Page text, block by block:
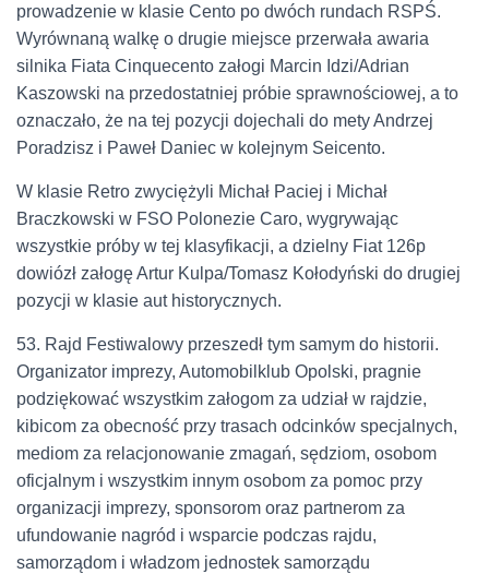
prowadzenie w klasie Cento po dwóch rundach RSPŚ.
Wyrównaną walkę o drugie miejsce przerwała awaria
silnika Fiata Cinquecento załogi Marcin Idzi/Adrian
Kaszowski na przedostatniej próbie sprawnościowej, a to
oznaczało, że na tej pozycji dojechali do mety Andrzej
Poradzisz i Paweł Daniec w kolejnym Seicento.
W klasie Retro zwyciężyli Michał Paciej i Michał
Braczkowski w FSO Polonezie Caro, wygrywając
wszystkie próby w tej klasyfikacji, a dzielny Fiat 126p
dowiózł załogę Artur Kulpa/Tomasz Kołodyński do drugiej
pozycji w klasie aut historycznych.
53. Rajd Festiwalowy przeszedł tym samym do historii.
Organizator imprezy, Automobilklub Opolski, pragnie
podziękować wszystkim załogom za udział w rajdzie,
kibicom za obecność przy trasach odcinków specjalnych,
mediom za relacjonowanie zmagań, sędziom, osobom
oficjalnym i wszystkim innym osobom za pomoc przy
organizacji imprezy, sponsorom oraz partnerom za
ufundowanie nagród i wsparcie podczas rajdu,
samorządom i władzom jednostek samorządu